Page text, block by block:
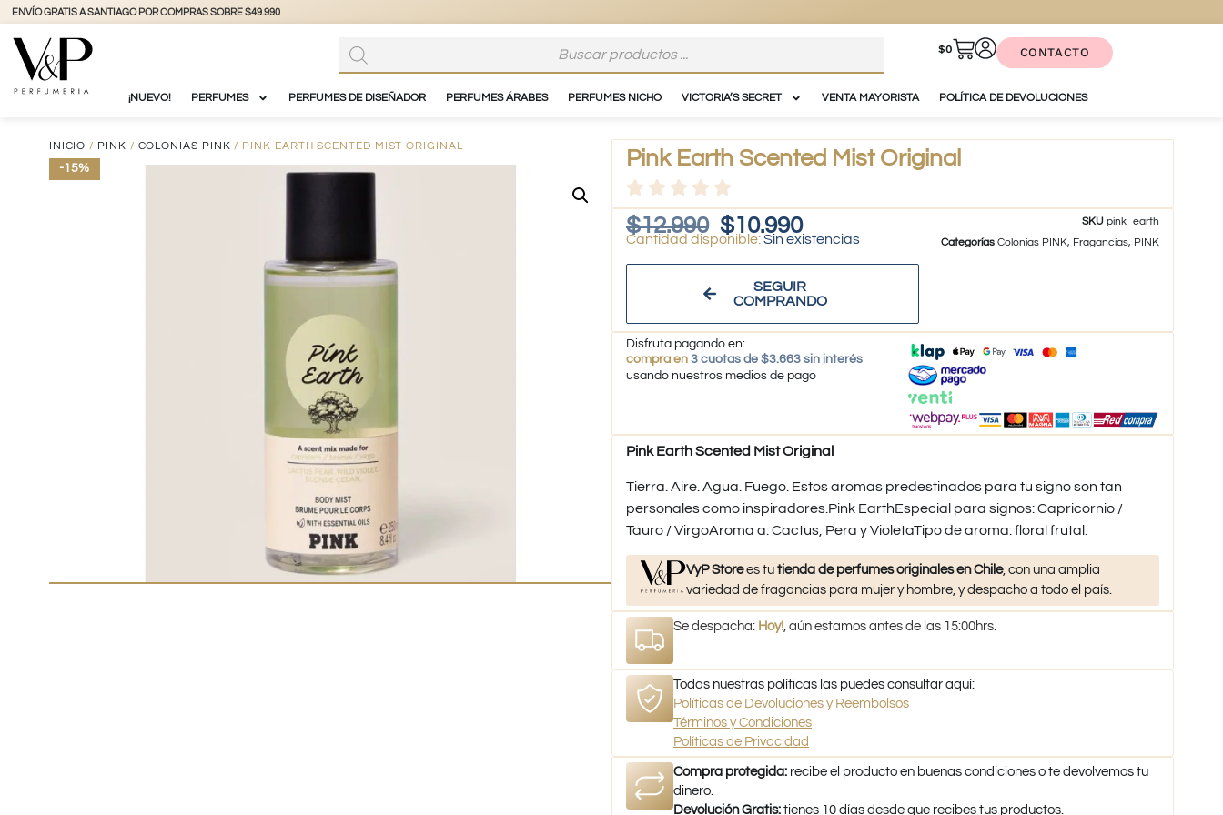
+56 9 3877 3738 @vyp_store.chile vypstore.cl
$0 CONTACTO
¡NUEVO! PERFUMES PERFUMES DE DISEÑADOR PERFUMES ÁRABES PERFUMES NICHO VICTORIA’S SECRET VENTA MAYORISTA POLÍTICA DE DEVOLUCIONES
INICIO / PINK / COLONIAS PINK / PINK EARTH SCENTED MIST ORIGINAL
-15% Pink Earth Scented Mist Original
$12.990 $10.990
Sin existencias
SEGUIR
COMPRANDO
SKUpink_earth
Categorías Colonias PINK, Fragancias, PINK
Disfruta pagando en:
compra en 3 cuotas de $3.663 sin interés
usando nuestros medios de pago
Pink Earth Scented Mist Original
Tierra. Aire. Agua. Fuego. Estos aromas predestinados para tu signo son tan
personales como inspiradores.Pink EarthEspecial para signos: Capricornio /
Tauro / VirgoAroma a: Cactus, Pera y VioletaTipo de aroma: floral frutal.
VyP Storees tutienda de perfumes originales en Chile, con una amplia
variedad de fragancias para mujer y hombre, y despacho a todo el país.
Se despacha: Hoy! , aún estamos antes de las 15:00hrs.
Todas nuestras políticas las puedes consultar aquí:
Políticas de Devoluciones y Reembolsos
Términos y Condiciones
Políticas de Privacidad
Compra protegida: recibe el producto en buenas condiciones o te devolvemos tu
dinero.
Devolución Gratis: tienes 10 días desde que recibes tus productos.